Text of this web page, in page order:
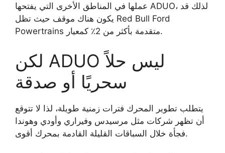
عملها في المناطق الأخرى التي يفتحها ADUO، لذلك قد
يكون هناك موقف حيث تظل Red Bull Ford
Powertrains متقدمة بأكثر من 2٪ كمعيار.
لكن ADUO ليس حلاً
سحريًا أو صدقة
يتطلب تطوير المحرك فترات زمنية طويلة، لذا لا تتوقع
أن تظهر شركات مثل مرسيدس وفيراري وأودي وهوندا
فجأة خلال السباقات القليلة القادمة بمحرك أقوى.